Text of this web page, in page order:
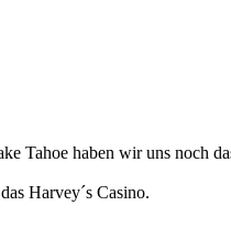
Tahoe haben wir uns noch
Harvey´s Casino.